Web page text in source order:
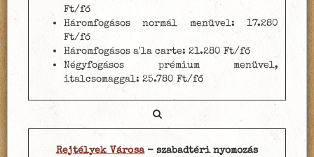
Ft/fő
Háromfogásos normál menüvel: 17.280
Ft/fő
Háromfogásos a'la carte: 21.280 Ft/fő
Négyfogásos prémium menüvel,
italcsomaggal: 25.780 Ft/fő
Rejtélyek Városa- szabadtéri nyomozás